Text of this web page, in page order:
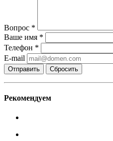
Вопрос *
Ваше имя *
Телефон *
E-mail
Сбросить
Рекомендуем